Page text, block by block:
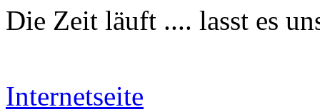
Die Zeit läuft .... lasst es
Internetseite